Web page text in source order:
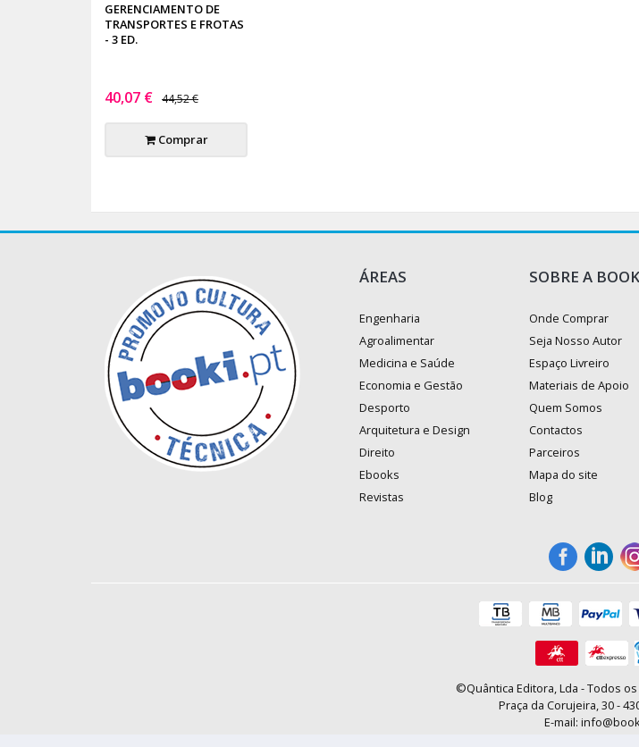
GERENCIAMENTO DE
TRANSPORTES E FROTAS
- 3 ED.
40,07 € 44,52 €
Comprar
ÁREAS
Engenharia
Agroalimentar
Medicina e Saúde
Economia e Gestão
Desporto
Arquitetura e Design
Direito
Ebooks
Revistas
SOBRE A
Onde Comprar
Seja Nosso Autor
Espaço Livreiro
Materiais de Apoio
Quem Somos
Contactos
Parceiros
Mapa do site
Blog
©Quântica Editora, Lda - Todos
Praça da Corujeira, 30 -
E-mail: